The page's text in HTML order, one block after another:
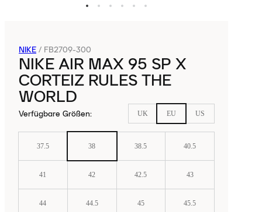
NIKE / FB2709-300
NIKE AIR MAX 95 SP X
CORTEIZ RULES THE
WORLD
Verfügbare Größen: UK EU US
37.5 38 38.5 40.5
41 42 42.5 43
44 44.5 45 45.5